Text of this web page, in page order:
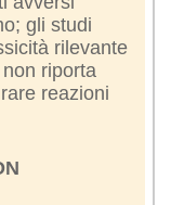
gli studi
rilevante
riporta
reazioni